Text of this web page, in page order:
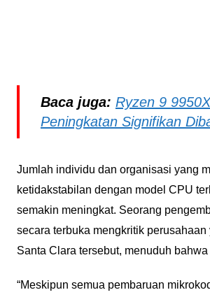
Baca juga: Ryzen 9
Peningkatan Signifikan
Jumlah individu dan organisasi yang
ketidakstabilan dengan model CPU
semakin meningkat. Seorang
secara terbuka mengkritik
Santa Clara tersebut, menuduh
“Meskipun semua pembaruan